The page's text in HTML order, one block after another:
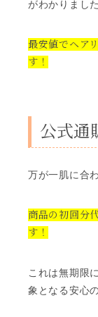
がわかりました
最安値でヘア
す！
公式通
万が一肌に合
商品の初回分
す！
これは無期限
象となる安心